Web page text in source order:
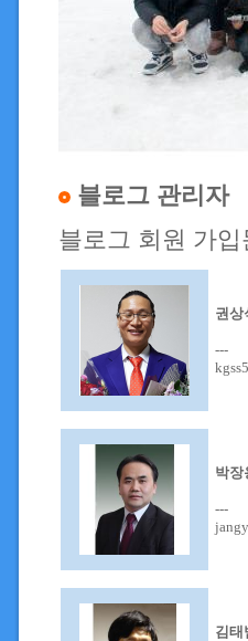
블로그 관리자
블로그 회원 가
권상
---
박장
---
김태